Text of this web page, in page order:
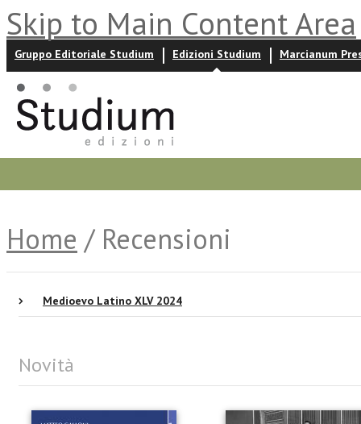
Skip to Main Content Area
Gruppo Editoriale Studium Edizioni Studium Marcianum
Home / Recensioni
Medioevo Latino XLV 2024
Novità